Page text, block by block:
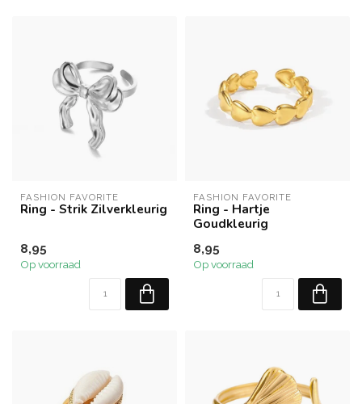
FASHION FAVORITE
Ring - Strik Zilverkleurig
8,95
Op voorraad
FASHION FAVORITE
Ring - Hartje
Goudkleurig
8,95
Op voorraad